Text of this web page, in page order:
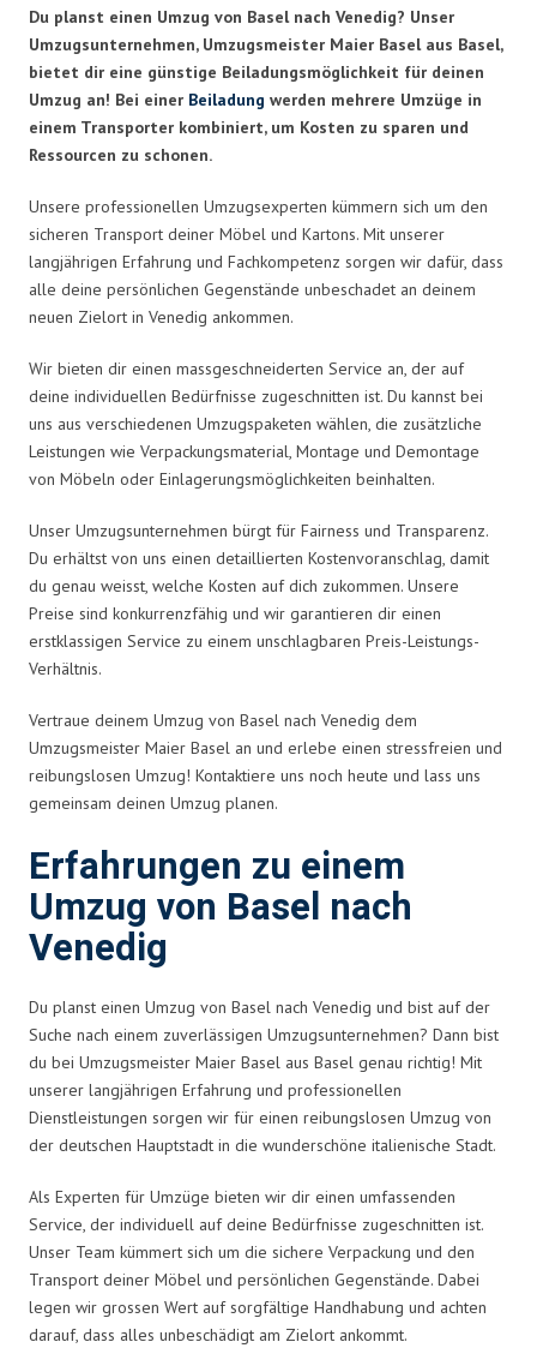
Du planst einen Umzug von Basel nach Venedig? Unser
Umzugsunternehmen, Umzugsmeister Maier Basel aus Basel,
bietet dir eine günstige Beiladungsmöglichkeit für deinen
Umzug an! Bei einer Beiladung werden mehrere Umzüge in
einem Transporter kombiniert, um Kosten zu sparen und
Ressourcen zu schonen.
Unsere professionellen Umzugsexperten kümmern sich um den
sicheren Transport deiner Möbel und Kartons. Mit unserer
langjährigen Erfahrung und Fachkompetenz sorgen wir dafür, dass
alle deine persönlichen Gegenstände unbeschadet an deinem
neuen Zielort in Venedig ankommen.
Wir bieten dir einen massgeschneiderten Service an, der auf
deine individuellen Bedürfnisse zugeschnitten ist. Du kannst bei
uns aus verschiedenen Umzugspaketen wählen, die zusätzliche
Leistungen wie Verpackungsmaterial, Montage und Demontage
von Möbeln oder Einlagerungsmöglichkeiten beinhalten.
Unser Umzugsunternehmen bürgt für Fairness und Transparenz.
Du erhältst von uns einen detaillierten Kostenvoranschlag, damit
du genau weisst, welche Kosten auf dich zukommen. Unsere
Preise sind konkurrenzfähig und wir garantieren dir einen
erstklassigen Service zu einem unschlagbaren Preis-Leistungs-
Verhältnis.
Vertraue deinem Umzug von Basel nach Venedig dem
Umzugsmeister Maier Basel an und erlebe einen stressfreien und
reibungslosen Umzug! Kontaktiere uns noch heute und lass uns
gemeinsam deinen Umzug planen.
Erfahrungen zu einem
Umzug von Basel nach
Venedig
Du planst einen Umzug von Basel nach Venedig und bist auf der
Suche nach einem zuverlässigen Umzugsunternehmen? Dann bist
du bei Umzugsmeister Maier Basel aus Basel genau richtig! Mit
unserer langjährigen Erfahrung und professionellen
Dienstleistungen sorgen wir für einen reibungslosen Umzug von
der deutschen Hauptstadt in die wunderschöne italienische Stadt.
Als Experten für Umzüge bieten wir dir einen umfassenden
Service, der individuell auf deine Bedürfnisse zugeschnitten ist.
Unser Team kümmert sich um die sichere Verpackung und den
Transport deiner Möbel und persönlichen Gegenstände. Dabei
legen wir grossen Wert auf sorgfältige Handhabung und achten
darauf, dass alles unbeschädigt am Zielort ankommt.